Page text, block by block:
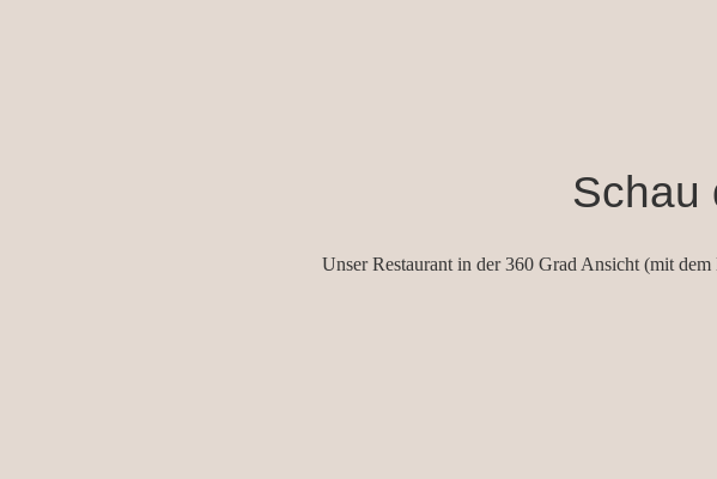
Schau
Unser Restaurant in der 360 Grad Ansicht (mit